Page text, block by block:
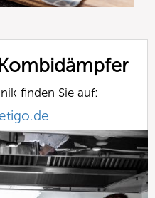
finden Sie auf: